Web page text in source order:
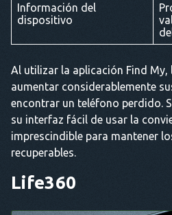
Información del
dispositivo
Al utilizar la aplicación Find My,
aumentar considerablemente
encontrar un teléfono perdido.
su interfaz fácil de usar la
imprescindible para mantener
recuperables.
Life360